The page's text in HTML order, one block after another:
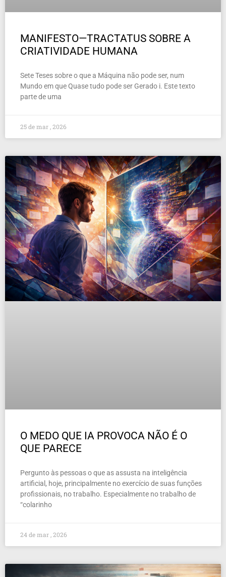
MANIFESTO—TRACTATUS SOBRE A
CRIATIVIDADE HUMANA
Sete Teses sobre o que a Máquina não pode ser, num
Mundo em que Quase tudo pode ser Gerado i. Este texto
parte de uma
25 de mar , 2026
O MEDO QUE IA PROVOCA NÃO É O
QUE PARECE
Pergunto às pessoas o que as assusta na inteligência
artificial, hoje, principalmente no exercício de suas funções
profissionais, no trabalho. Especialmente no trabalho de
“colarinho
24 de mar , 2026